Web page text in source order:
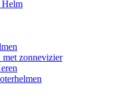
Helm
met zonnevizier